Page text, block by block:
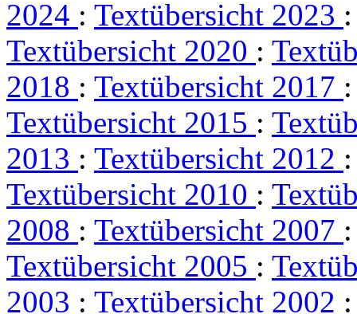
2024 : Textübersicht 2023
Textübersicht 2020 :
2018 : Textübersicht 2017
Textübersicht 2015 :
2013 : Textübersicht 2012
Textübersicht 2010 :
2008 : Textübersicht 2007
Textübersicht 2005 :
2003 : Textübersicht 2002